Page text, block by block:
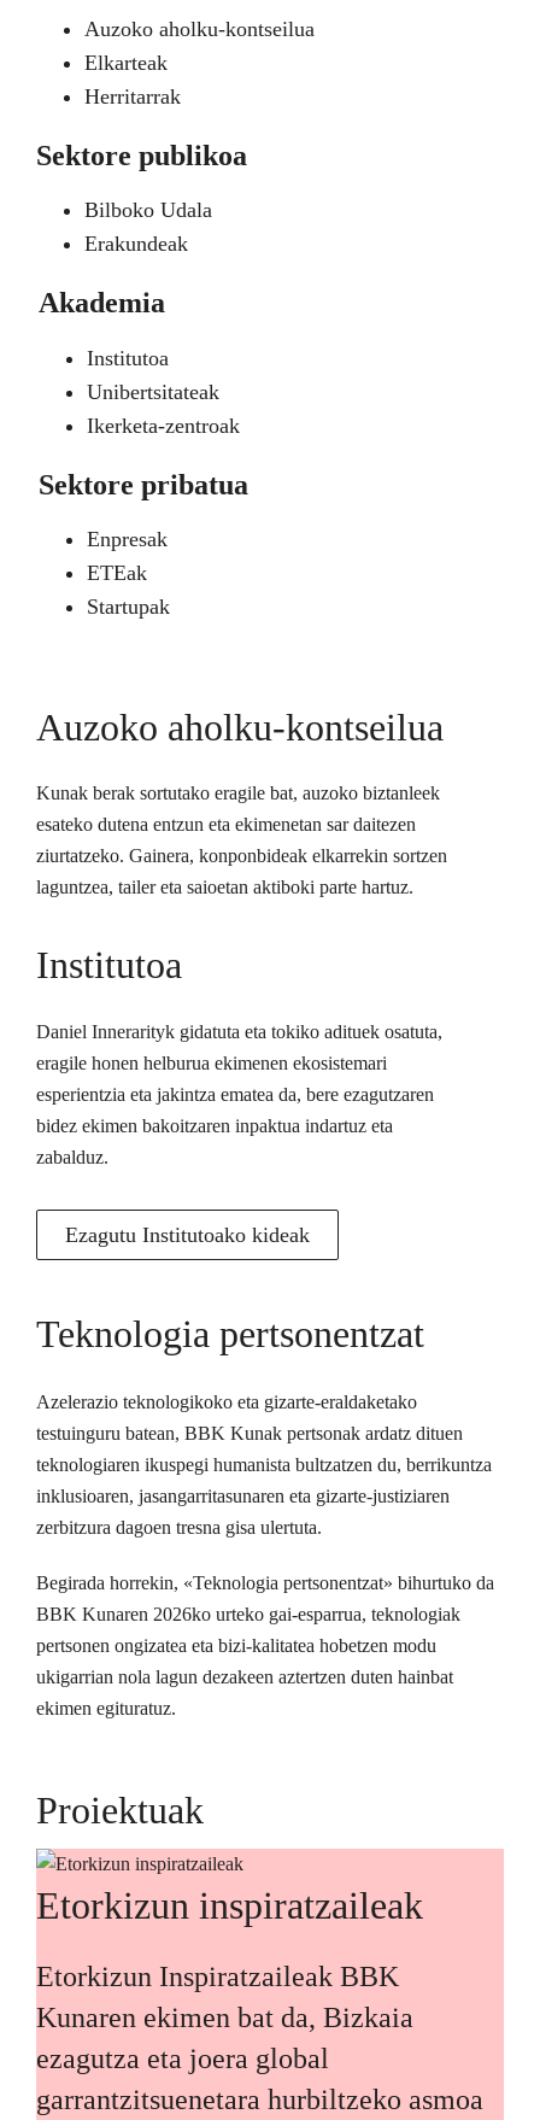
Auzoko aholku-kontseilua
Elkarteak
Herritarrak
Sektore publikoa
Bilboko Udala
Erakundeak
Akademia
Institutoa
Unibertsitateak
Ikerketa-zentroak
Sektore pribatua
Enpresak
ETEak
Startupak
Auzoko aholku-kontseilua
Kunak berak sortutako eragile bat, auzoko biztanleek
esateko dutena entzun eta ekimenetan sar daitezen
ziurtatzeko. Gainera, konponbideak elkarrekin sortzen
laguntzea, tailer eta saioetan aktiboki parte hartuz.
Institutoa
Daniel Innerarityk gidatuta eta tokiko adituek osatuta,
eragile honen helburua ekimenen ekosistemari
esperientzia eta jakintza ematea da, bere ezagutzaren
bidez ekimen bakoitzaren inpaktua indartuz eta
zabalduz.
Ezagutu Institutoako kideak
Teknologia pertsonentzat
Azelerazio teknologikoko eta gizarte-eraldaketako
testuinguru batean, BBK Kunak pertsonak ardatz dituen
teknologiaren ikuspegi humanista bultzatzen du, berrikuntza
inklusioaren, jasangarritasunaren eta gizarte-justiziaren
zerbitzura dagoen tresna gisa ulertuta.
Begirada horrekin, «Teknologia pertsonentzat» bihurtuko da
BBK Kunaren 2026ko urteko gai-esparrua, teknologiak
pertsonen ongizatea eta bizi-kalitatea hobetzen modu
ukigarrian nola lagun dezakeen aztertzen duten hainbat
ekimen egituratuz.
Proiektuak
Etorkizun inspiratzaileak
Etorkizun Inspiratzaileak BBK
Kunaren ekimen bat da, Bizkaia
ezagutza eta joera global
garrantzitsuenetara hurbiltzeko asmoa